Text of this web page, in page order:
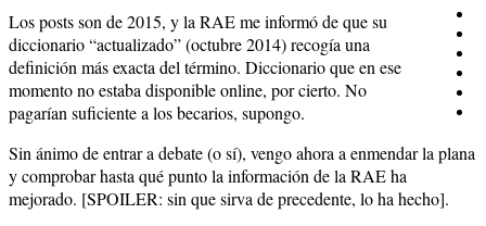
Los posts son de 2015, y la RAE me informó de que su
diccionario “actualizado” (octubre 2014) recogía una
definición más exacta del término. Diccionario que en ese
momento no estaba disponible online, por cierto. No
pagarían suficiente a los becarios, supongo.
Sin ánimo de entrar a debate (o sí), vengo ahora a enmendar la plana
y comprobar hasta qué punto la información de la RAE ha
mejorado. [SPOILER: sin que sirva de precedente, lo ha hecho].